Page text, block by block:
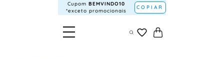
Cupom BEMVINDO10
*exceto promocionais
COPIAR